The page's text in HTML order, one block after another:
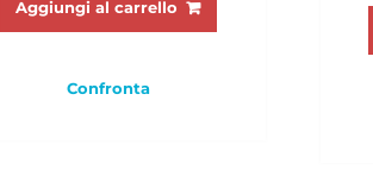
Aggiungi al carrello
Confronta